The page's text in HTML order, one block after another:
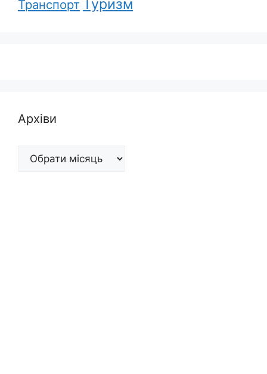
Транспорт Туризм
Архіви
Архіви